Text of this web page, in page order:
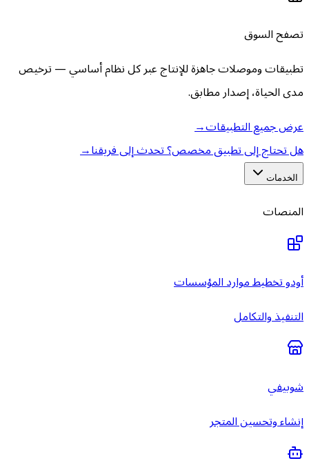
تصفح السوق
تطبيقات وموصلات جاهزة للإنتاج عبر كل نظام أساسي — ترخيص
مدى الحياة، إصدار مطابق.
عرض جميع التطبيقات→
هل تحتاج إلى تطبيق مخصص؟ تحدث إلى فريقنا→
الخدمات
المنصات
أودو تخطيط موارد المؤسسات
التنفيذ والتكامل
شوبيفي
إنشاء وتحسين المتجر